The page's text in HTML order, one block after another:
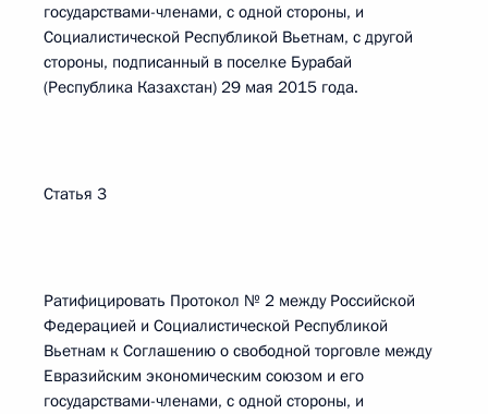
государствами-членами, с одной стороны, и
Социалистической Республикой Вьетнам, с другой
стороны, подписанный в поселке Бурабай
(Республика Казахстан) 29 мая 2015 года.
Статья 3
Ратифицировать Протокол № 2 между Российской
Федерацией и Социалистической Республикой
Вьетнам к Соглашению о свободной торговле между
Евразийским экономическим союзом и его
государствами-членами, с одной стороны, и